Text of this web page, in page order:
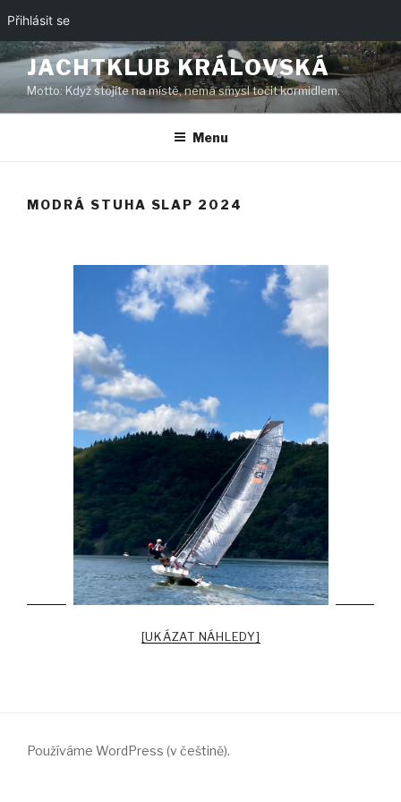
Přihlásit se
Přejít
obsahu
webu
JACHTKLUB KRÁLOVSKÁ
Motto: Když stojíte na místě, nemá smysl točit kormidlem.
Menu
MODRÁ STUHA SLAP 2024
[UKÁZAT NÁHLEDY]
Používáme WordPress (v češtině).